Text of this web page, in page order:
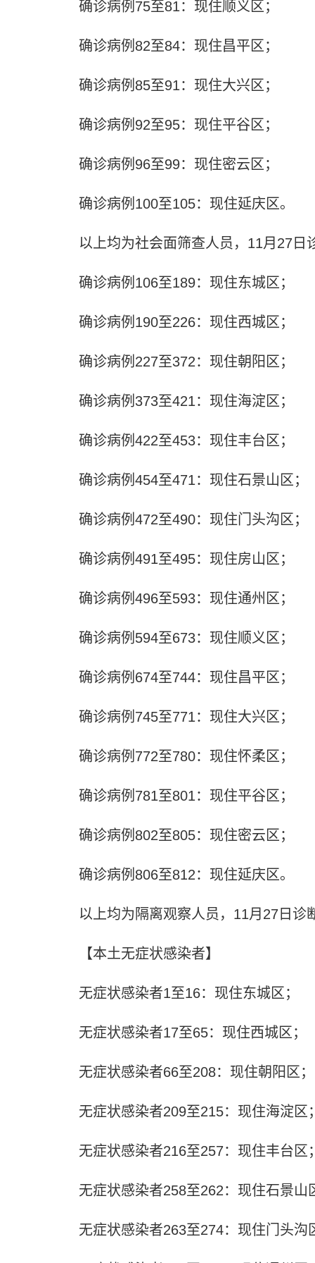
确诊病例75至81：现住顺义区；
确诊病例82至84：现住昌平区；
确诊病例85至91：现住大兴区；
确诊病例92至95：现住平谷区；
确诊病例96至99：现住密云区；
确诊病例100至105：现住延庆区。
以上均为社会面筛查人员，11月27日
确诊病例106至189：现住东城区；
确诊病例190至226：现住西城区；
确诊病例227至372：现住朝阳区；
确诊病例373至421：现住海淀区；
确诊病例422至453：现住丰台区；
确诊病例454至471：现住石景山区；
确诊病例472至490：现住门头沟区；
确诊病例491至495：现住房山区；
确诊病例496至593：现住通州区；
确诊病例594至673：现住顺义区；
确诊病例674至744：现住昌平区；
确诊病例745至771：现住大兴区；
确诊病例772至780：现住怀柔区；
确诊病例781至801：现住平谷区；
确诊病例802至805：现住密云区；
确诊病例806至812：现住延庆区。
以上均为隔离观察人员，11月27日诊
【本土无症状感染者】
无症状感染者1至16：现住东城区；
无症状感染者17至65：现住西城区；
无症状感染者66至208：现住朝阳区；
无症状感染者209至215：现住海淀区；
无症状感染者216至257：现住丰台区；
无症状感染者258至262：现住石景山
无症状感染者263至274：现住门头沟